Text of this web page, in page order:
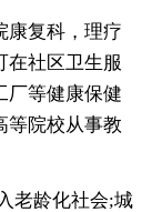
复科，理疗
在社区卫生服
厂等健康保健
等院校从事教
老龄化社会;城